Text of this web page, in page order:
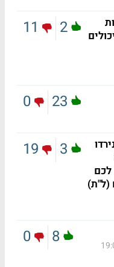
2
11
23
0
לכם
(ל"ת)
3
19
8
0